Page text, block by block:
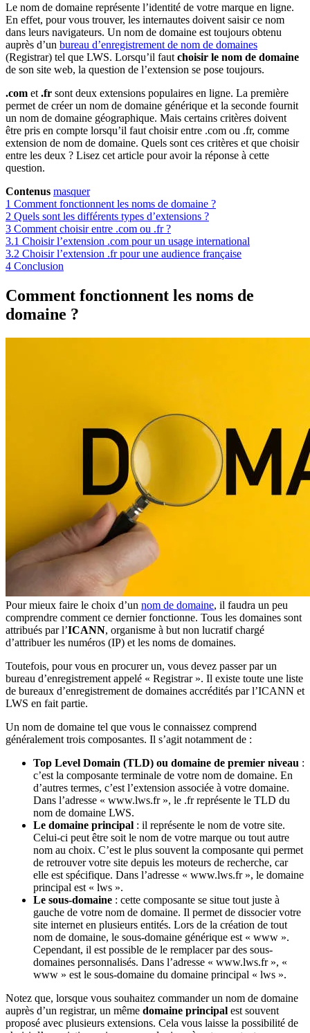
Le nom de domaine représente l’identité de votre marque en ligne.
En effet, pour vous trouver, les internautes doivent saisir ce nom
dans leurs navigateurs. Un nom de domaine est toujours obtenu
auprès d’un bureau d’enregistrement de nom de domaines
(Registrar) tel que LWS. Lorsqu’il faut choisir le nom de domaine
de son site web, la question de l’extension se pose toujours.
.com et .fr sont deux extensions populaires en ligne. La première
permet de créer un nom de domaine générique et la seconde fournit
un nom de domaine géographique. Mais certains critères doivent
être pris en compte lorsqu’il faut choisir entre .com ou .fr, comme
extension de nom de domaine. Quels sont ces critères et que choisir
entre les deux ? Lisez cet article pour avoir la réponse à cette
question.
Contenus masquer
1 Comment fonctionnent les noms de domaine ?
2 Quels sont les différents types d’extensions ?
3 Comment choisir entre .com ou .fr ?
3.1 Choisir l’extension .com pour un usage international
3.2 Choisir l’extension .fr pour une audience française
4 Conclusion
Comment fonctionnent les noms de
domaine ?
Pour mieux faire le choix d’un nom de domaine, il faudra un peu
comprendre comment ce dernier fonctionne. Tous les domaines sont
attribués par l’ICANN, organisme à but non lucratif chargé
d’attribuer les numéros (IP) et les noms de domaines.
Toutefois, pour vous en procurer un, vous devez passer par un
bureau d’enregistrement appelé « Registrar ». Il existe toute une liste
de bureaux d’enregistrement de domaines accrédités par l’ICANN et
LWS en fait partie.
Un nom de domaine tel que vous le connaissez comprend
généralement trois composantes. Il s’agit notamment de :
Top Level Domain (TLD) ou domaine de premier niveau :
c’est la composante terminale de votre nom de domaine. En
d’autres termes, c’est l’extension associée à votre domaine.
Dans l’adresse « www.lws.fr », le .fr représente le TLD du
nom de domaine LWS.
Le domaine principal : il représente le nom de votre site.
Celui-ci peut être soit le nom de votre marque ou tout autre
nom au choix. C’est le plus souvent la composante qui permet
de retrouver votre site depuis les moteurs de recherche, car
elle est spécifique. Dans l’adresse « www.lws.fr », le domaine
principal est « lws ».
Le sous-domaine : cette composante se situe tout juste à
gauche de votre nom de domaine. Il permet de dissocier votre
site internet en plusieurs entités. Lors de la création de tout
nom de domaine, le sous-domaine générique est « www ».
Cependant, il est possible de le remplacer par des sous-
domaines personnalisés. Dans l’adresse « www.lws.fr », «
www » est le sous-domaine du domaine principal « lws ».
Notez que, lorsque vous souhaitez commander un nom de domaine
auprès d’un registrar, un même domaine principal est souvent
proposé avec plusieurs extensions. Cela vous laisse la possibilité de